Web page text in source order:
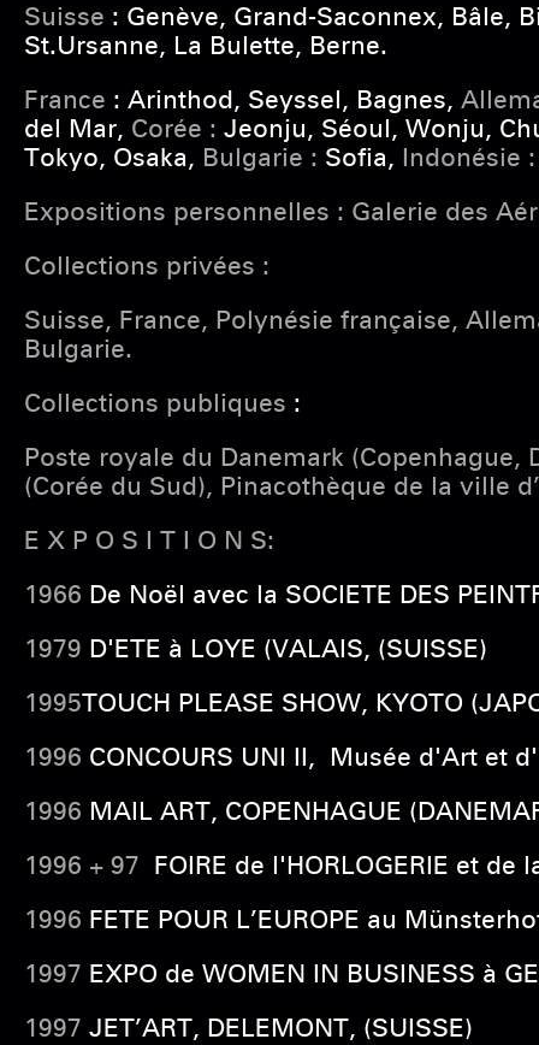
Suisse : Genève, Grand-Saconnex, Bâle,
St.Ursanne, La Bulette, Berne.
France : Arinthod, Seyssel, Bagnes,
del Mar, Corée : Jeonju, Séoul, Wonju,
Tokyo, Osaka, Bulgarie : Sofia, Indonésie
Expositions personnelles : Galerie des
Collections privées :
Suisse, France, Polynésie française,
Bulgarie.
Collections publiques :
Poste royale du Danemark
(Corée du Sud), Pinacothèque de la ville
E X P O S I T I O N S:
1966 De Noël avec la SOCIETE DES
1979 D'ETE à LOYE (VALAIS, (SUISSE)
1995TOUCH PLEASE SHOW, KYOTO
1996 CONCOURS UNI II, Musée d'Art et
1996 MAIL ART, COPENHAGUE
1996 + 97 FOIRE de l'HORLOGERIE et de
1996 FETE POUR L’EUROPE au
1997 EXPO de WOMEN IN BUSINESS à
1997 JET’ART, DELEMONT, (SUISSE)